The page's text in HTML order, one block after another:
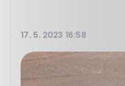
17. 5. 2023 16:58